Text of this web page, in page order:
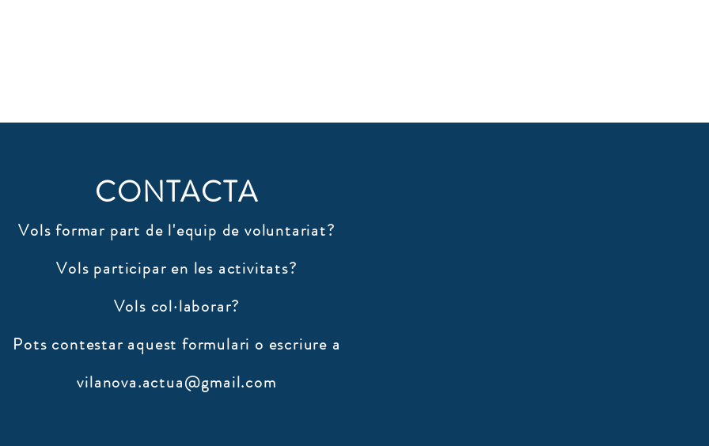
CONTACTA
Vols formar part de l'equip de voluntariat?
Vols participar en les activitats?
Vols col·laborar?
​Pots contestar aquest formulari o escriure a
vilanova.actua@gmail.com